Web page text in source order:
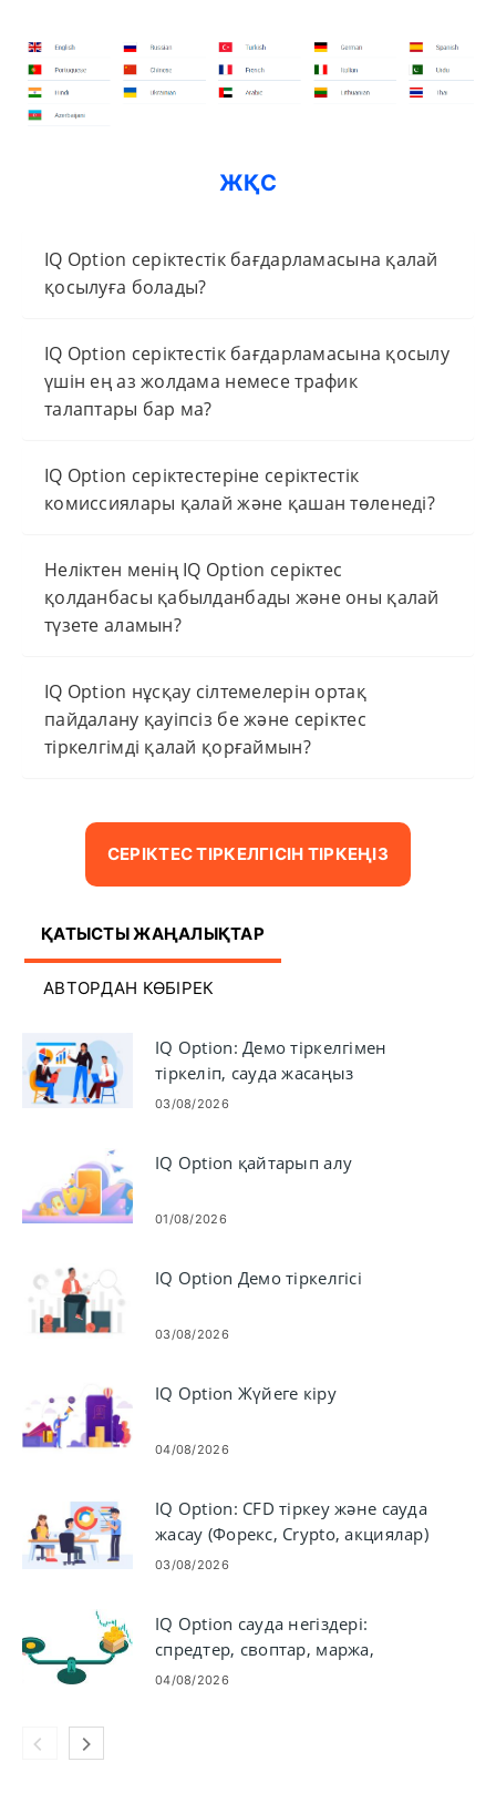
ЖҚС
IQ Option серіктестік бағдарламасына қалай
қосылуға болады?
IQ Option серіктестік бағдарламасына қосылу
үшін ең аз жолдама немесе трафик
талаптары бар ма?
IQ Option серіктестеріне серіктестік
комиссиялары қалай және қашан төленеді?
Неліктен менің IQ Option серіктес
қолданбасы қабылданбады және оны қалай
түзете аламын?
IQ Option нұсқау сілтемелерін ортақ
пайдалану қауіпсіз бе және серіктес
тіркелгімді қалай қорғаймын?
СЕРІКТЕС ТІРКЕЛГІСІН ТІРКЕҢІЗ
ҚАТЫСТЫ ЖАҢАЛЫҚТАР
АВТОРДАН КӨБІРЕК
IQ Option: Демо тіркелгімен
тіркеліп, сауда жасаңыз
03/08/2026
IQ Option қайтарып алу
01/08/2026
IQ Option Демо тіркелгісі
03/08/2026
IQ Option Жүйеге кіру
04/08/2026
IQ Option: CFD тіркеу және сауда
жасау (Форекс, Crypto, акциялар)
03/08/2026
IQ Option сауда негіздері:
спредтер, своптар, маржа,
левередж
04/08/2026